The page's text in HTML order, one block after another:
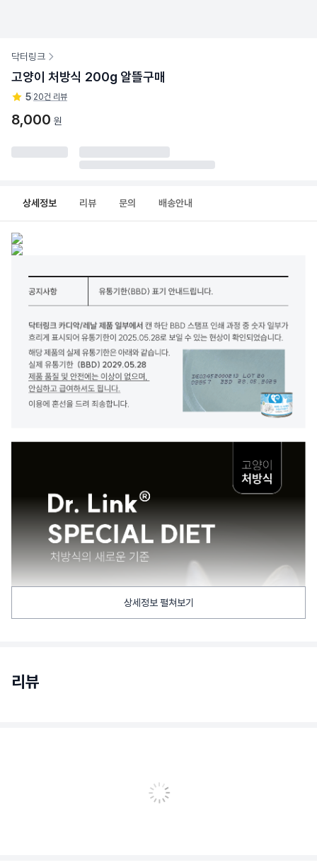
닥터링크
고양이 처방식 200g 알뜰구매
5 20건 리뷰
8,000 원
상세정보 리뷰 문의 배송안내
상세정보 펼쳐보기
리뷰